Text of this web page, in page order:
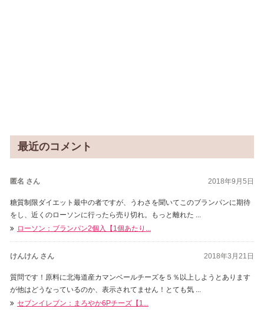
最近のコメント
2018年9月5日
匿名 さん
糖質制限ダイエット最中の者ですが、うわさを聞いてこのブランパンに期待
をし、近くのローソンに行ったら売り切れ。もっと離れた ...
ローソン：ブランパン2個入【1個あたり...
2018年3月21日
けんけん さん
質問です！原料に北海道産カマンベールチーズを５％以上しようとあります
が他はどうなっているのか、表示されてません！とても気 ...
セブンイレブン：まろやか6Pチーズ【1...